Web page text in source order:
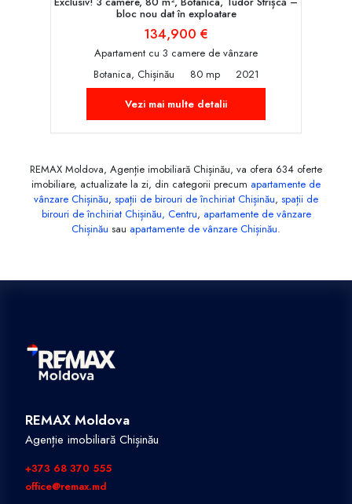
bloc nou dat în exploatare
134,900 €
Apartament cu 3 camere de vânzare
Botanica, Chișinău
80 mp
2021
Vezi mai multe detalii
REMAX Moldova, Agenție imobiliară Chișinău, va ofera 634 oferte
imobiliare, actualizate la zi, din categorii precum apartamente de
vânzare Chișinău, spații de birouri de închiriat Chișinău, spații de
birouri de închiriat Chișinău, Centru, apartamente de vânzare
Chișinău sau apartamente de vânzare Chișinău.
REMAX Moldova
Agenție imobiliară Chișinău
+373 68 370 555
office@remax.md